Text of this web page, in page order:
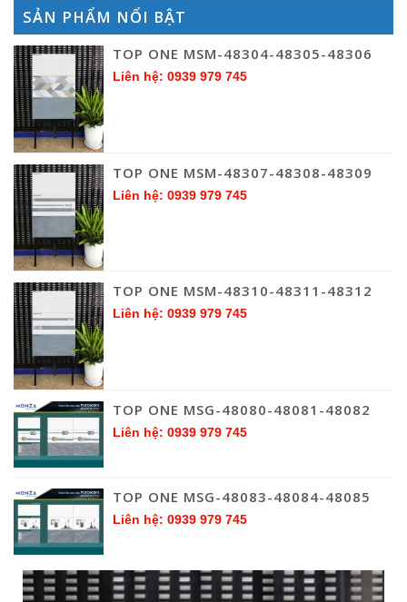
SẢN PHẨM NỔI BẬT
TOP ONE MSM-48304-48305-48306
Liên hệ: 0939 979 745
TOP ONE MSM-48307-48308-48309
Liên hệ: 0939 979 745
TOP ONE MSM-48310-48311-48312
Liên hệ: 0939 979 745
TOP ONE MSG-48080-48081-48082
Liên hệ: 0939 979 745
TOP ONE MSG-48083-48084-48085
Liên hệ: 0939 979 745